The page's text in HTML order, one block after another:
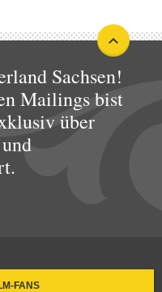
Sachsen!
Mailings bist
über
FANS